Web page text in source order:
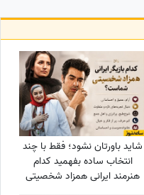
شاید باورتان نشود؛ فقط با چند
انتخاب ساده بفهمید کدام
هنرمند ایرانی همزاد شخصیتی
شماست! از شوخ‌طبعی نعیمه